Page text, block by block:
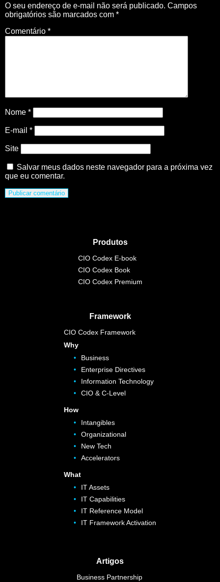
O seu endereço de e-mail não será publicado. Campos
obrigatórios são marcados com *
Comentário *
Nome *
E-mail *
Site
Salvar meus dados neste navegador para a próxima vez
que eu comentar.
Produtos
CIO Codex E-book
CIO Codex Book
CIO Codex Premium
Framework
CIO Codex Framework
Why
Business
Enterprise Directives
Information Technology
CIO & C-Level
How
Intangibles
Organizational
New Tech
Accelerators
What
IT Assets
IT Capabilities
IT Reference Model
IT Framework Activation
Artigos
Business Partnership